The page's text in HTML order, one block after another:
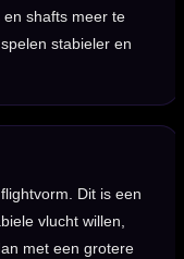
shafts meer te
stabieler en
Dit is een
vlucht willen,
met een grotere